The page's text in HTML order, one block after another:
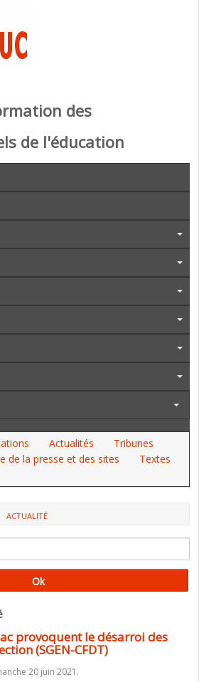
des
de l'éducation
Actualités
Tribunes
de la presse et des sites
Textes
ACTUALITÉ
provoquent le désarroi des
(SGEN-CFDT)
20 juin 2021.